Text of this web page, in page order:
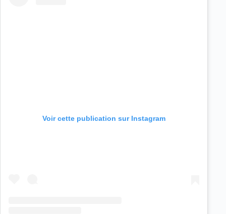
Voir cette publication sur Instagram